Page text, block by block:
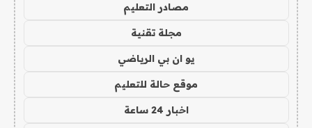
مصادر التعليم
مجلة تقنية
يو ان بي الرياضي
موقع حالة للتعليم
اخبار 24 ساعة